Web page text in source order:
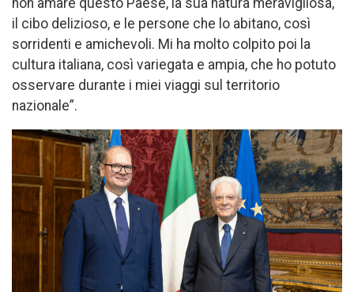
il cibo delizioso, e le persone che lo abitano, così
sorridenti e amichevoli. Mi ha molto colpito poi la
cultura italiana, così variegata e ampia, che ho potuto
osservare durante i miei viaggi sul territorio
nazionale”.